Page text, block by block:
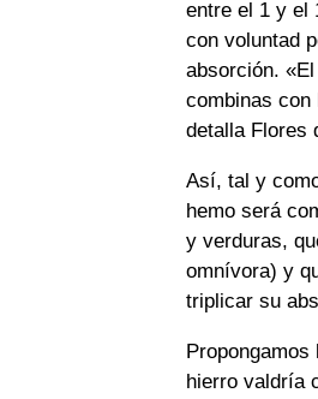
entre el 1 y el
con voluntad
absorción.
combinas con
detalla Flores
Así, tal y
hemo será
y verduras,
omnívora) y
triplicar su
hierro valdría